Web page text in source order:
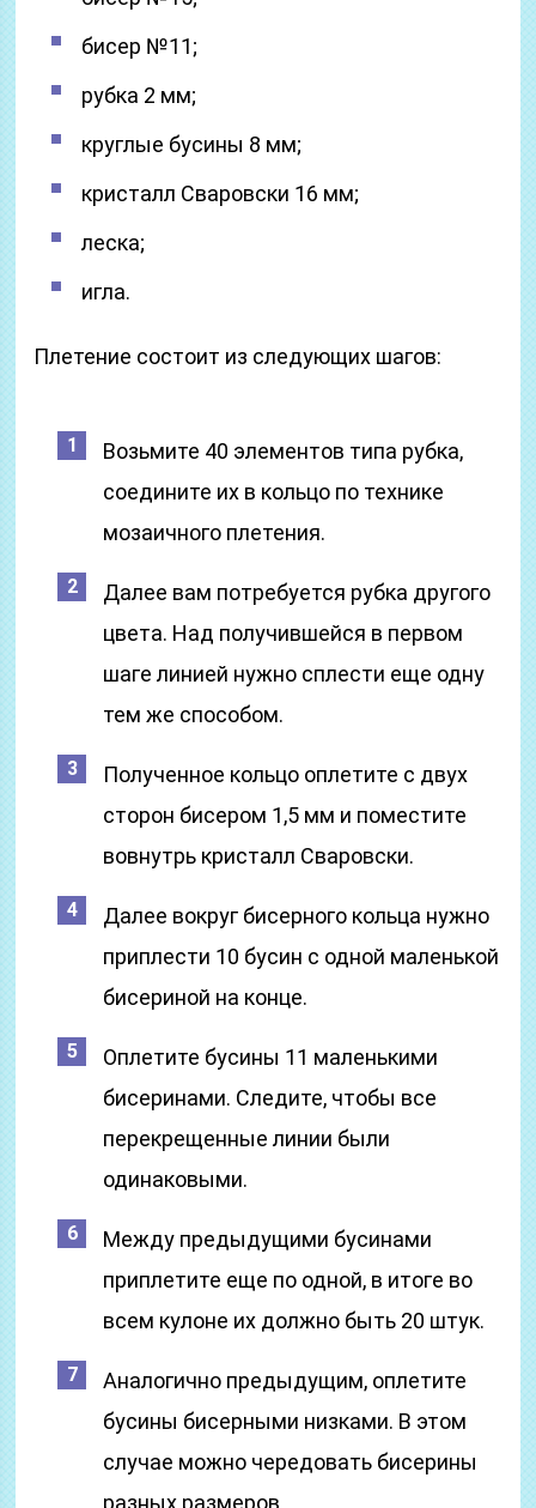
бисер №11;
рубка 2 мм;
круглые бусины 8 мм;
кристалл Сваровски 16 мм;
леска;
игла.
Плетение состоит из следующих шагов:
Возьмите 40 элементов типа рубка,
соедините их в кольцо по технике
мозаичного плетения.
Далее вам потребуется рубка другого
цвета. Над получившейся в первом
шаге линией нужно сплести еще одну
тем же способом.
Полученное кольцо оплетите с двух
сторон бисером 1,5 мм и поместите
вовнутрь кристалл Сваровски.
Далее вокруг бисерного кольца нужно
приплести 10 бусин с одной маленькой
бисериной на конце.
Оплетите бусины 11 маленькими
бисеринами. Следите, чтобы все
перекрещенные линии были
одинаковыми.
Между предыдущими бусинами
приплетите еще по одной, в итоге во
всем кулоне их должно быть 20 штук.
Аналогично предыдущим, оплетите
бусины бисерными низками. В этом
случае можно чередовать бисерины
разных размеров.